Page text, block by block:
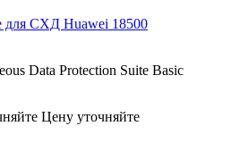
для СХД Huawei 18500
Data Protection Suite Basic
Цену уточняйте